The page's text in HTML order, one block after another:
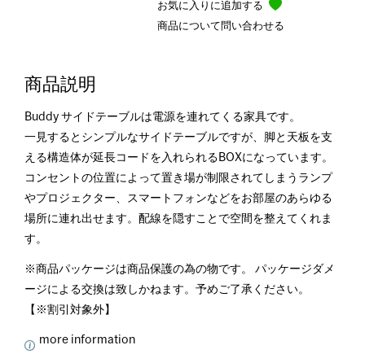
お気に入りに追加する
商品について問い合わせる
商品説明
Buddy サイドテーブルは電源を連れてくる家具です。
一見するとシンプルなサイドテーブルですが、脚と天板を支
える構造体が延長コードを入れられるBOXになっています。
コンセントの位置によって置き場が制限されてしまうランプ
やプロジェクター、スマートフォンなどをお部屋のあらゆる
場所に連れ出せます。配線を隠すことで空間を整えてくれま
す。
※商品パッケージは商品保護の為の物です。 パッケージダメ
ージによる交換は致しかねます。予めご了承ください。
【※割引対象外】
more information